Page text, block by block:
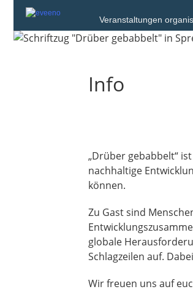
Veranstaltungen
Info
„Drüber gebabbelt“
nachhaltige
können.
Zu Gast sind
globale
Schlagzeilen auf.
Wir freuen uns auf